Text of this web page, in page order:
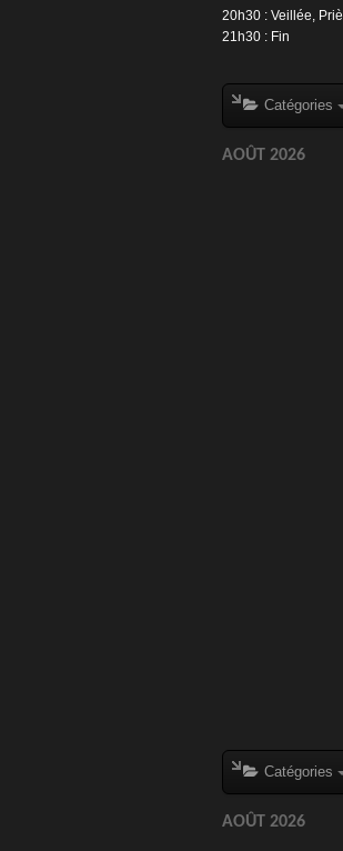
20h30 : Veillée,
21h30 : Fin
Catégories
AOÛT 2026
Catégories
AOÛT 2026